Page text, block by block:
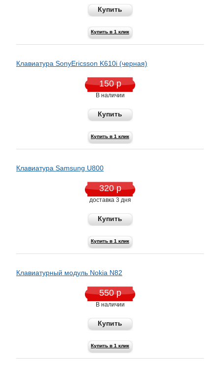
Купить
Купить в 1 клик
Клавиатура SonyEricsson K610i (черная)
150 р
В наличии
Купить
Купить в 1 клик
Клавиатура Samsung U800
320 р
доставка 3 дня
Купить
Купить в 1 клик
Клавиатурный модуль Nokia N82
550 р
В наличии
Купить
Купить в 1 клик